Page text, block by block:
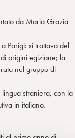
da Maria Grazia
Parigi: si trattava del
origini egiziane; la
nel gruppo di
lingua straniera, con la
in italiano.